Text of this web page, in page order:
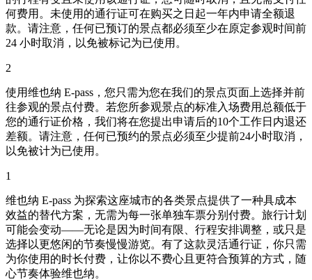
何费用。未使用的通行证可在购买之日起一年内申请全额退
款。请注意，任何已预订的景点都必须至少在原定参观时间前
24 小时取消，以免被标记为已使用。
2
使用维也纳 E-pass，您只需为您在我们的景点页面上选择并前
往参观的景点付费。若您所参观景点的标准入场费用总额低于
您的通行证价格，我们将在您提出申请后的10个工作日内退还
差额。请注意，任何已预约的景点必须至少提前24小时取消，
以免被计为已使用。
1
维也纳 E-pass 为探索这座城市的各类景点提供了一种具成本
效益的替代方案，无需为每一张单独车票分别付费。旅行计划
可能会变动——无论是因为时间有限、行程安排调整，或只是
选择以更悠闲的节奏慢慢游览。有了这款灵活通行证，你只需
为你使用的时长付费，让你以不费心且更符合预算的方式，随
心节奏体验维也纳。